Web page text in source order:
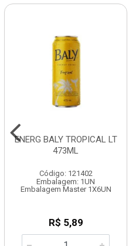
ENERG BALY TROPICAL LT
473ML
Código: 121402
Embalagem: 1UN
Embalagem Master 1X6UN
R$ 5,89